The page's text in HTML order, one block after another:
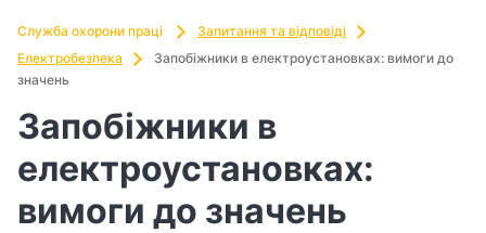
Служба охорони праці
Запитання та відповіді
Електробезпека
Запобіжники в електроустановках: вимоги до
значень
Запобіжники в
електроустановках:
вимоги до значень
т
р
н